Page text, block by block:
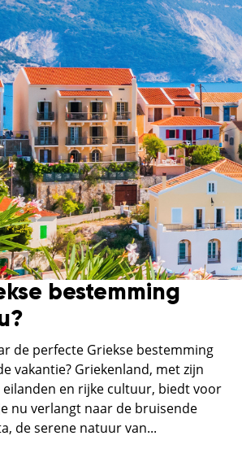
bestemming
de perfecte Griekse bestemming
vakantie? Griekenland, met zijn
en rijke cultuur, biedt voor
nu verlangt naar de bruisende
de serene natuur van...